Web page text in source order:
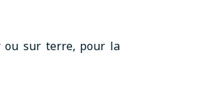
ou sur terre, pour la